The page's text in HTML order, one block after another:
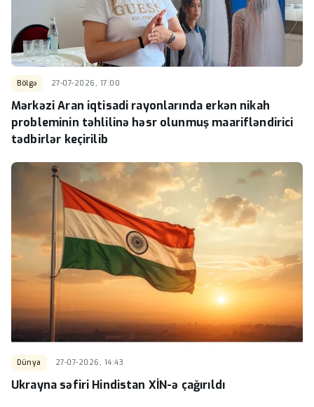
Bölgə 27-07-2026, 17:00
Mərkəzi Aran iqtisadi rayonlarında erkən nikah
probleminin təhlilinə həsr olunmuş maarifləndirici
tədbirlər keçirilib
Dünya 27-07-2026, 14:43
Ukrayna səfiri Hindistan XİN-ə çağırıldı